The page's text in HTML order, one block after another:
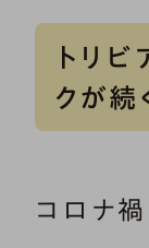
トリ
クが続
コロナ禍